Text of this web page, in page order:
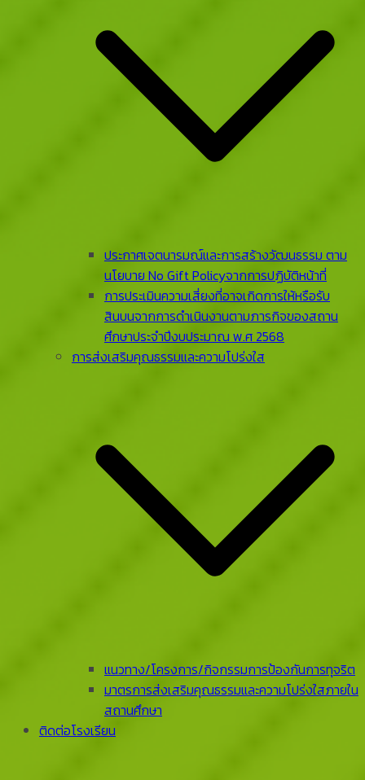
ประกาศเจตนารมณ์และการสร้างวัฒนธรรม ตาม
นโยบาย No Gift Policyจากการปฏิบัติหน้าที่
การประเมินความเสี่ยงที่อาจเกิดการให้หรือรับ
สินบนจากการดําเนินงานตามภารกิจของสถาน
ศึกษาประจําปีงบประมาณ พ.ศ 2568
การส่งเสริมคุณธรรมและความโปร่งใส
แนวทาง/โครงการ/กิจกรรมการป้องกันการทุจริต
มาตรการส่งเสริมคุณธรรมและความโปร่งใสภายใน
สถานศึกษา
ติดต่อโรงเรียน